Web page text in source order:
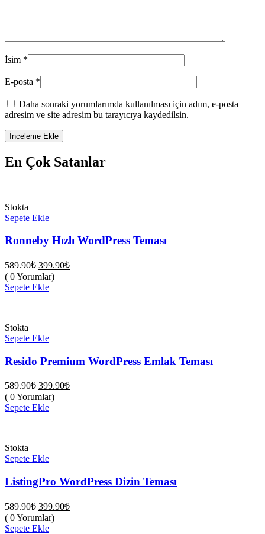
İsim *
E-posta *
Daha sonraki yorumlarımda kullanılması için adım, e-posta
adresim ve site adresim bu tarayıcıya kaydedilsin.
En Çok Satanlar
Stokta
Sepete Ekle
Ronneby Hızlı WordPress Teması
589.90₺ Orijinal
fiyat:
589.90₺.
399.90₺Şu
( 0 Yorumlar)
Sepete Ekle
Stokta
Sepete Ekle
Resido Premium WordPress Emlak Teması
589.90₺ Orijinal
fiyat:
589.90₺.
399.90₺Şu
( 0 Yorumlar)
Sepete Ekle
Stokta
Sepete Ekle
ListingPro WordPress Dizin Teması
589.90₺ Orijinal
fiyat:
589.90₺.
399.90₺Şu
( 0 Yorumlar)
Sepete Ekle